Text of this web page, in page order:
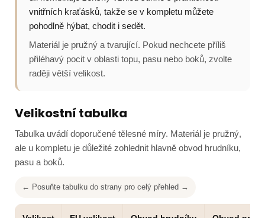
vnitřních kraťásků, takže se v kompletu můžete
pohodlně hýbat, chodit i sedět.
Materiál je pružný a tvarující. Pokud nechcete příliš
přiléhavý pocit v oblasti topu, pasu nebo boků, zvolte
raději větší velikost.
Velikostní tabulka
Tabulka uvádí doporučené tělesné míry. Materiál je pružný,
ale u kompletu je důležité zohlednit hlavně obvod hrudníku,
pasu a boků.
← Posuňte tabulku do strany pro celý přehled →